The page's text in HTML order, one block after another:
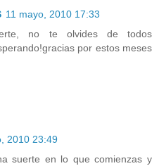
11 mayo, 2010 17:33
no te olvides de todos
por estos meses
2010 23:49
suerte en lo que comienzas y